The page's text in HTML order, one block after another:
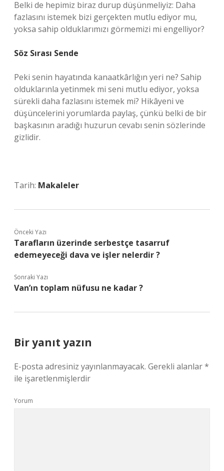
Belki de hepimiz biraz durup düşünmeliyiz: Daha
fazlasını istemek bizi gerçekten mutlu ediyor mu,
yoksa sahip olduklarımızı görmemizi mi engelliyor?
Söz Sırası Sende
Peki senin hayatında kanaatkârlığın yeri ne? Sahip
olduklarınla yetinmek mi seni mutlu ediyor, yoksa
sürekli daha fazlasını istemek mi? Hikâyeni ve
düşüncelerini yorumlarda paylaş, çünkü belki de bir
başkasının aradığı huzurun cevabı senin sözlerinde
gizlidir.
Tarih: Makaleler
Önceki Yazı
Tarafların üzerinde serbestçe tasarruf
edemeyeceği dava ve işler nelerdir ?
Sonraki Yazı
Van’ın toplam nüfusu ne kadar ?
Bir yanıt yazın
E-posta adresiniz yayınlanmayacak. Gerekli alanlar*
ile işaretlenmişlerdir
Yorum